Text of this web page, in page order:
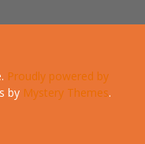
Proudly powered by
by Mystery Themes.